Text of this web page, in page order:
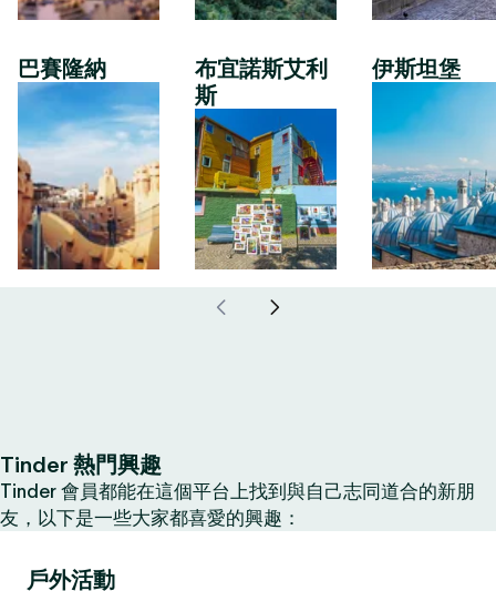
巴賽隆納
布宜諾斯艾利
斯
伊斯坦堡
Tinder 熱門興趣
Tinder 會員都能在這個平台上找到與自己志同道合的新朋
友，以下是一些大家都喜愛的興趣：
戶外活動